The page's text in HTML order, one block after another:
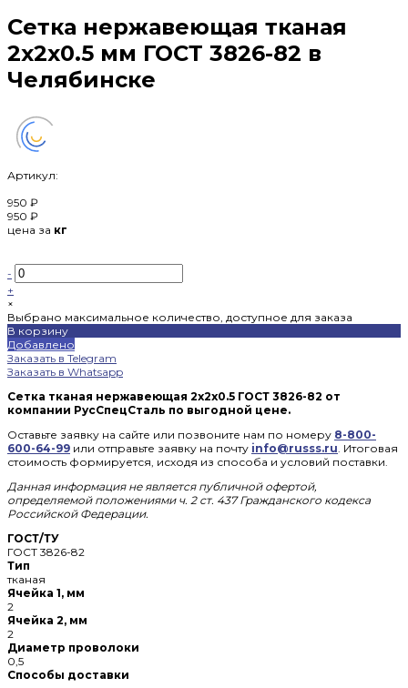
Сетка нержавеющая тканая
2х2х0.5 мм ГОСТ 3826-82 в
Челябинске
Артикул:
950 ₽
950 ₽
цена за кг
-
+
×
Выбрано максимальное количество, доступное для заказа
В корзину
Добавлено
Заказать в Telegram
Заказать в Whatsapp
Сетка тканая нержавеющая 2x2x0.5 ГОСТ 3826-82 от
компании РусСпецСталь по выгодной цене.
Оставьте заявку на сайте или позвоните нам по номеру 8-800-
600-64-99 или отправьте заявку на почту info@russs.ru. Итоговая
стоимость формируется, исходя из способа и условий поставки.
Данная информация не является публичной офертой,
определяемой положениями ч. 2 ст. 437 Гражданского кодекса
Российской Федерации.
ГОСТ/ТУ
ГОСТ 3826-82
Тип
тканая
Ячейка 1, мм
2
Ячейка 2, мм
2
Диаметр проволоки
0,5
Способы доставки